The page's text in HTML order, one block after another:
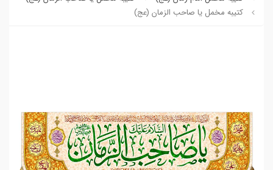
کتیبه مخمل یا صاحب الزمان (عج)